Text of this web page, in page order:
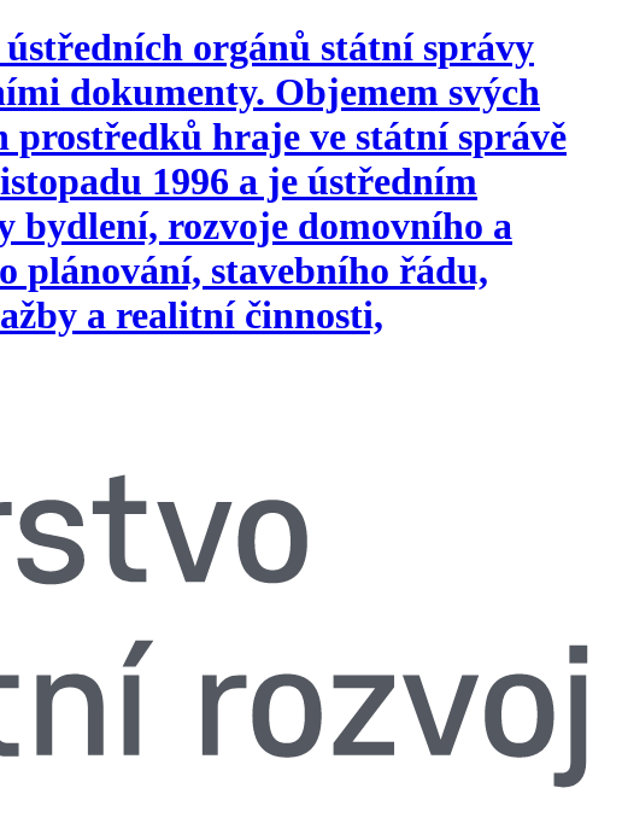
orgánů státní správy
dokumenty. Objemem svých
prostředků hraje ve státní správě
1996 a je ústředním
bydlení, rozvoje domovního a
plánování, stavebního řádu,
a realitní činnosti,